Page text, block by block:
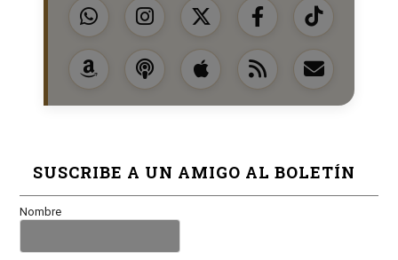
SUSCRIBE A UN AMIGO AL BOLETÍN
Nombre